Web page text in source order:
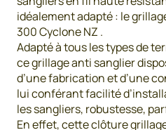
idéalement adapté : le
300 Cyclone NZ .
Adapté à tous les types de
ce grillage anti sanglier
d’une fabrication et d’une
lui conférant facilité
les sangliers, robustesse,
En effet, cette clôture